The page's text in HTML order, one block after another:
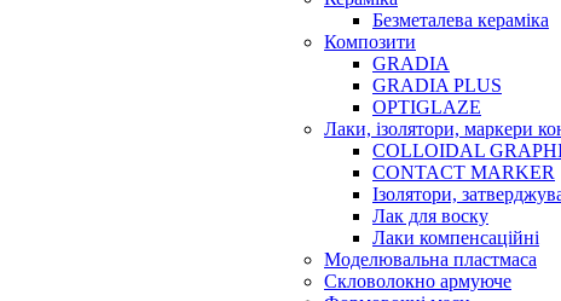
Безметалева кераміка
Композити
GRADIA
GRADIA PLUS
OPTIGLAZE
Лаки, ізолятори, маркери
COLLOIDAL
CONTACT MARKER
Ізолятори,
Лак для воску
Лаки компенсаційні
Моделювальна пластмаса
Скловолокно армуюче